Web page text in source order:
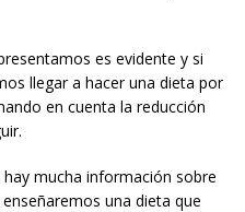
es evidente y si
llegar a hacer una dieta por
en cuenta la reducción
mucha información sobre
una dieta que